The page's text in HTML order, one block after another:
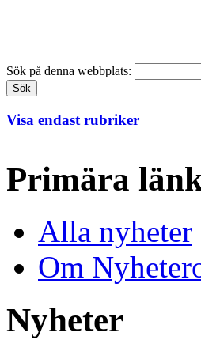
Sök på denna webbplats:
Visa endast rubriker
Primära
Alla nyheter
Om
Nyheter